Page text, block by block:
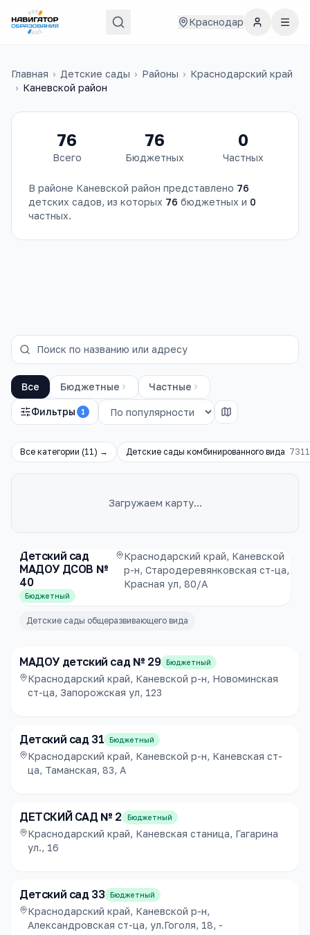
Краснодар
Главная › Детские сады › Районы › Краснодарский край
› Каневской район
76
Всего
76
Бюджетных
0
Частных
В районе Каневской район представлено 76
детских садов, из которых 76 бюджетных и 0
частных.
Все Бюджетные Частные
Фильтры 1
Все категории (11) → Детские сады комбинированного вида 7311
Загружаем карту…
Детский сад
МАДОУ ДСОВ №
40
Бюджетный
Краснодарский край, Каневской
р-н, Стародеревянковская ст-ца,
Красная ул, 80/А
Детские сады общеразвивающего вида
МАДОУ детский сад № 29 Бюджетный
Краснодарский край, Каневской р-н, Новоминская
ст-ца, Запорожская ул, 123
Детский сад 31 Бюджетный
Краснодарский край, Каневской р-н, Каневская ст-
ца, Таманская, 83, А
ДЕТСКИЙ САД № 2 Бюджетный
Краснодарский край, Каневская станица, Гагарина
ул., 16
Детский сад 33 Бюджетный
Краснодарский край, Каневской р-н,
Александровская ст-ца, ул.Гоголя, 18, -